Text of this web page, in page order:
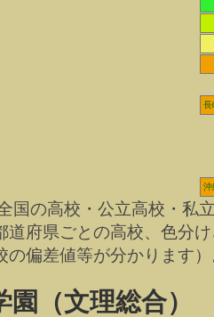
長
沖
国の高校・公立高校・私
道府県ごとの高校、色分
の偏差値等が分かります
（文理総合）